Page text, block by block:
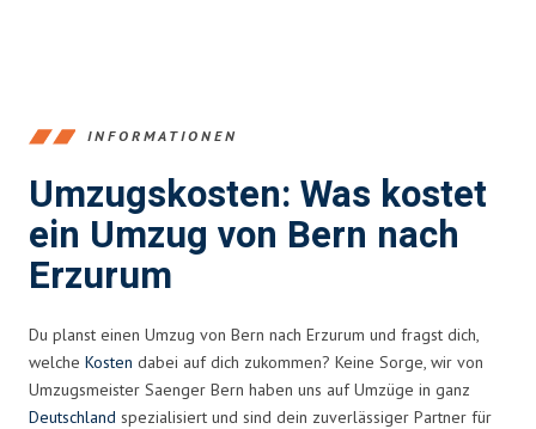
INFORMATIONEN
Umzugskosten: Was kostet
ein Umzug von Bern nach
Erzurum
Du planst einen Umzug von Bern nach Erzurum und fragst dich,
welche Kosten dabei auf dich zukommen? Keine Sorge, wir von
Umzugsmeister Saenger Bern haben uns auf Umzüge in ganz
Deutschland spezialisiert und sind dein zuverlässiger Partner für